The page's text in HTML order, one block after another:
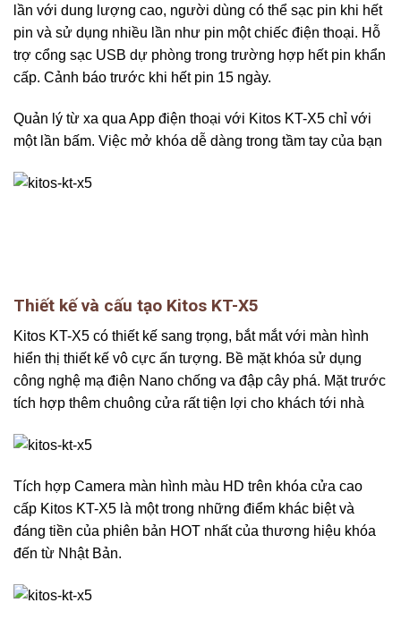
lần với dung lượng cao, người dùng có thể sạc pin khi hết
pin và sử dụng nhiều lần như pin một chiếc điện thoại. Hỗ
trợ cổng sạc USB dự phòng trong trường hợp hết pin khẩn
cấp. Cảnh báo trước khi hết pin 15 ngày.
Quản lý từ xa qua App điện thoại với Kitos KT-X5 chỉ với
một lần bấm. Việc mở khóa dễ dàng trong tầm tay của bạn
Thiết kế và cấu tạo Kitos KT-X5
Kitos KT-X5 có thiết kế sang trọng, bắt mắt với màn hình
hiển thị thiết kế vô cực ấn tượng. Bề mặt khóa sử dụng
công nghệ mạ điện Nano chống va đập cây phá. Mặt trước
tích hợp thêm chuông cửa rất tiện lợi cho khách tới nhà
Tích hợp Camera màn hình màu HD trên khóa cửa cao
cấp Kitos KT-X5 là một trong những điểm khác biệt và
đáng tiền của phiên bản HOT nhất của thương hiệu khóa
đến từ Nhật Bản.